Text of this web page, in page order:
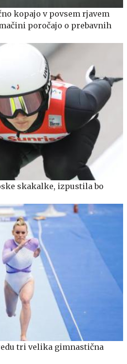
kopajo v povsem rjavem
poročajo o prebavnih
skakalke, izpustila bo
tri velika gimnastična